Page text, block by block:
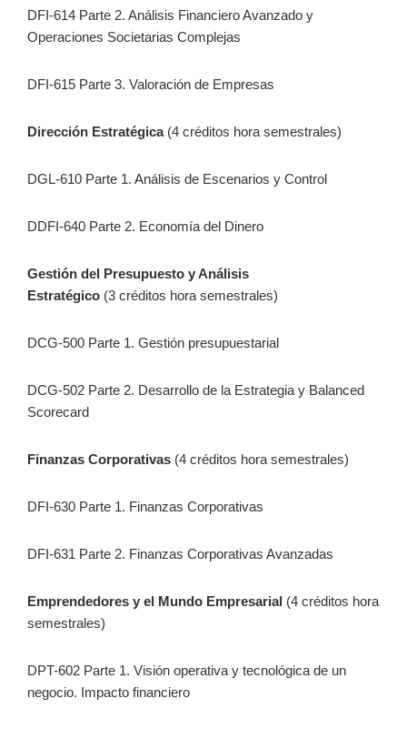
DFI-614 Parte 2. Análisis Financiero Avanzado y
Operaciones Societarias Complejas
DFI-615 Parte 3. Valoración de Empresas
Dirección Estratégica(4 créditos hora semestrales)
DGL-610 Parte 1. Análisis de Escenarios y Control
DDFI-640 Parte 2. Economía del Dinero
Gestión del Presupuesto y Análisis
Estratégico (3 créditos hora semestrales)
DCG-500 Parte 1. Gestión presupuestarial
DCG-502 Parte 2. Desarrollo de la Estrategia y Balanced
Scorecard
Finanzas Corporativas (4 créditos hora semestrales)
DFI-630 Parte 1. Finanzas Corporativas
DFI-631 Parte 2. Finanzas Corporativas Avanzadas
Emprendedores y el Mundo Empresarial (4 créditos hora
semestrales)
DPT-602 Parte 1. Visión operativa y tecnológica de un
negocio. Impacto financiero